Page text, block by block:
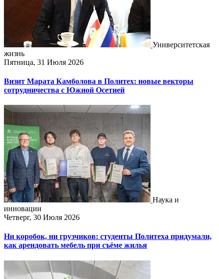
Университетская
жизнь
Пятница, 31 Июля 2026
Визит Марата Камболова в Политех: новые векторы
сотрудничества с Южной Осетией
Наука и
инновации
Четверг, 30 Июля 2026
Ни коробок, ни грузчиков: студенты Политеха придумали,
как арендовать мебель при съёме жилья